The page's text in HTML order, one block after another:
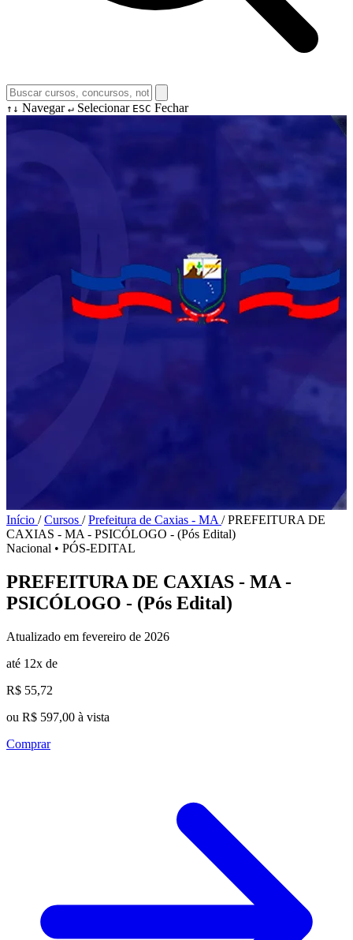
↑↓ Navegar ↵ Selecionar ESC Fechar
Início / Cursos / Prefeitura de Caxias - MA / PREFEITURA DE
CAXIAS - MA - PSICÓLOGO - (Pós Edital)
Nacional • PÓS-EDITAL
PREFEITURA DE CAXIAS - MA -
PSICÓLOGO - (Pós Edital)
Atualizado em fevereiro de 2026
até 12x de
R$ 55,72
ou R$ 597,00 à vista
Comprar